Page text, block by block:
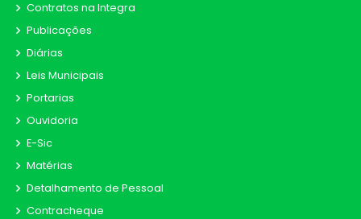
Contratos na Integra
Publicações
Diárias
Leis Municipais
Portarias
Ouvidoria
E-Sic
Matérias
Detalhamento de Pessoal
Contracheque